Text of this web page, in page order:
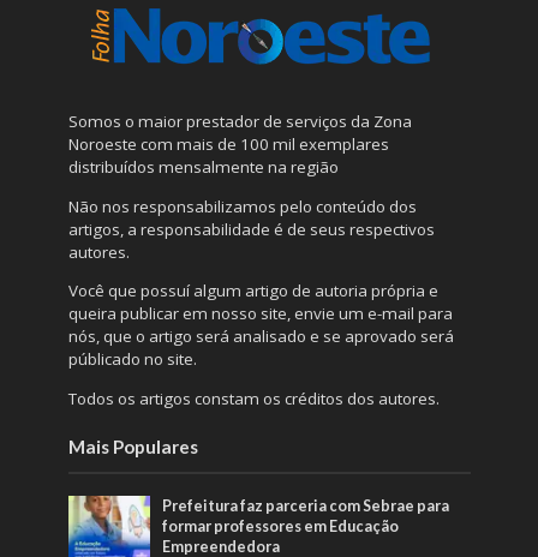
Somos o maior prestador de serviços da Zona
Noroeste com mais de 100 mil exemplares
distribuídos mensalmente na região
Não nos responsabilizamos pelo conteúdo dos
artigos, a responsabilidade é de seus respectivos
autores.
Você que possuí algum artigo de autoria própria e
queira publicar em nosso site, envie um e-mail para
nós, que o artigo será analisado e se aprovado será
públicado no site.
Todos os artigos constam os créditos dos autores.
Mais Populares
Prefeitura faz parceria com Sebrae para
formar professores em Educação
Empreendedora